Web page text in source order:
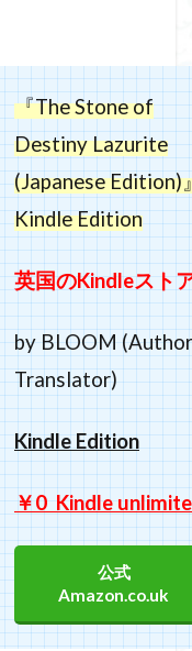
『The Stone of
Destiny Lazurite
(Japanese Edition)
Kindle Edition
英国のKindleスト
by BLOOM
Translator)
Kindle Edition
￥0 Kindle
公式
Amazon.co.uk